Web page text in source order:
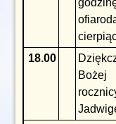
18.00